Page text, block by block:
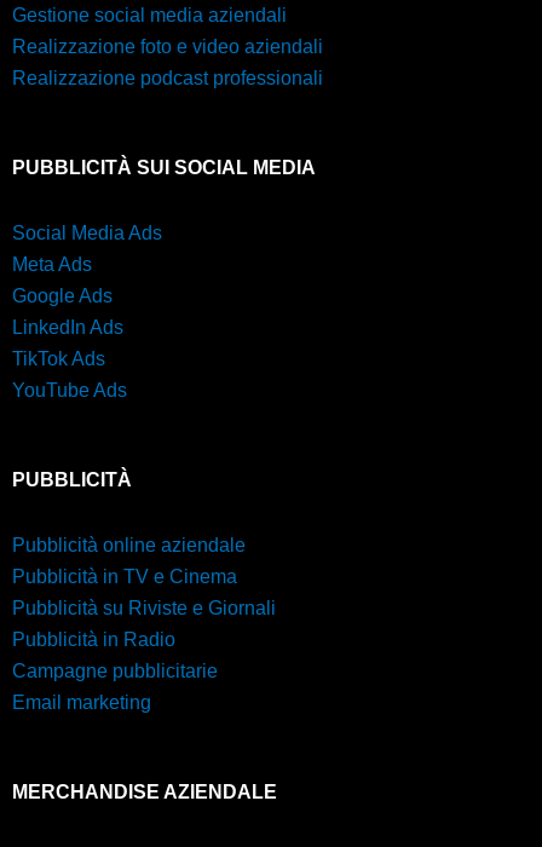
Gestione social media aziendali
Realizzazione foto e video aziendali
Realizzazione podcast professionali
PUBBLICITÀ SUI SOCIAL MEDIA
Social Media Ads
Meta Ads
Google Ads
LinkedIn Ads
TikTok Ads
YouTube Ads
PUBBLICITÀ
Pubblicità online aziendale
Pubblicità in TV e Cinema
Pubblicità su Riviste e Giornali
Pubblicità in Radio
Campagne pubblicitarie
Email marketing
MERCHANDISE AZIENDALE